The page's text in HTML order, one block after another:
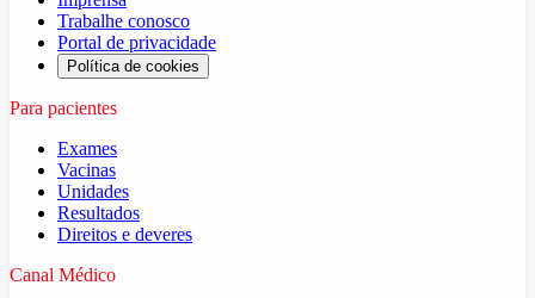
Trabalhe conosco
Portal de privacidade
Política de cookies
Para pacientes
Exames
Vacinas
Unidades
Resultados
Direitos e deveres
Canal Médico